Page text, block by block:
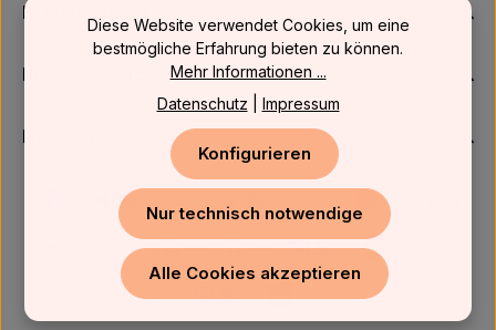
Firmenkunden
Kundenservice
Newsletter
Diese Website verwendet Cookies, um eine
bestmögliche Erfahrung bieten zu können.
Mehr Informationen ...
Datenschutz
Impressum
Nur technisch notwendige
Konfigurieren
Alle Cookies akzeptieren